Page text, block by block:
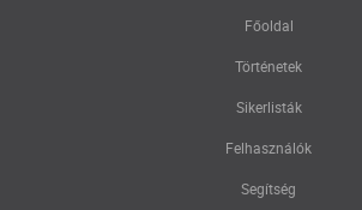
Főoldal
Történetek
Sikerlisták
Felhasználók
Segítség